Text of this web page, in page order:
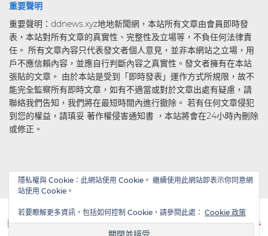
重要聲明
重要聲明：ddnews.xyz地地新聞網，本站所有文章由會員即時發
表，本站對所有文章的真實性、完整性及立場等，不負任何法律責
任。 所有文章內容只代表發文者個人意見，並非本網站之立場，用
戶不應信賴內容，並應自行判斷內容之真實性。發文者擁有在本站
張貼的文章。 由於本站是受到「即時發表」運作方式所規限，故不
能完全監察所有即時文章，如有不適當或對於文章出處有疑慮，請
聯絡我們告知，我們將在最短時間內進行撤除。 若有任何文章侵犯
到您的權益，請瑱妥 著作權侵害通知書 ，本站將會在24小時內刪除
或修正。
| Powered byWordPress| Theme byTheBootstrapThemes
隱私權與 Cookie：此網站使用 Cookie。 繼續使用此網站即表示你同意網
站使用 Cookie。
若要瞭解更多資訊，包括如何控制 Cookie，請參閱此處： Cookie 政策